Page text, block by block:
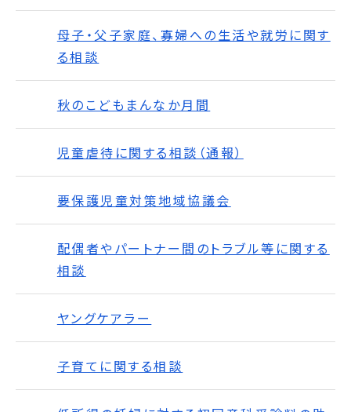
母子・父子家庭、寡婦への生活や就労に関す
る相談
秋のこどもまんなか月間
児童虐待に関する相談（通報）
要保護児童対策地域協議会
配偶者やパートナー間のトラブル等に関する
相談
ヤングケアラー
子育てに関する相談